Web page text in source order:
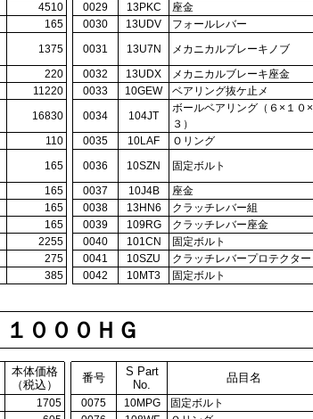
4510 0029 13PKC 座金
165 0030 13UDV フォールレバー
1375 0031 13U7N メカニカルブレーキノブ
220 0032 13UDX メカニカルブレーキ座金
11220 0033 10GEW ベアリング抜ケ止メ
16830 0034 104JT
ボールベアリング（６×１０×
３）
110 0035 10LAF Ｏリング
165 0036 10SZN 固定ボルト
165 0037 10J4B 座金
165 0038 13HN6 クラッチレバー組
165 0039 109RG クラッチレバー座金
2255 0040 101CN 固定ボルト
275 0041 10SZU クラッチレバープロテクター
385 0042 10MT3 固定ボルト
０００ＨＧ
本体価格
（税込）
番号
S Part
No.
品目名
1705 0075 10MPG 固定ボルト